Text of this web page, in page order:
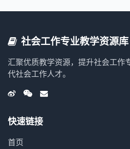
社会工作专业教学资源库
汇聚优质教学资源，提升社会工作
代社会工作人才。
快速链接
首页